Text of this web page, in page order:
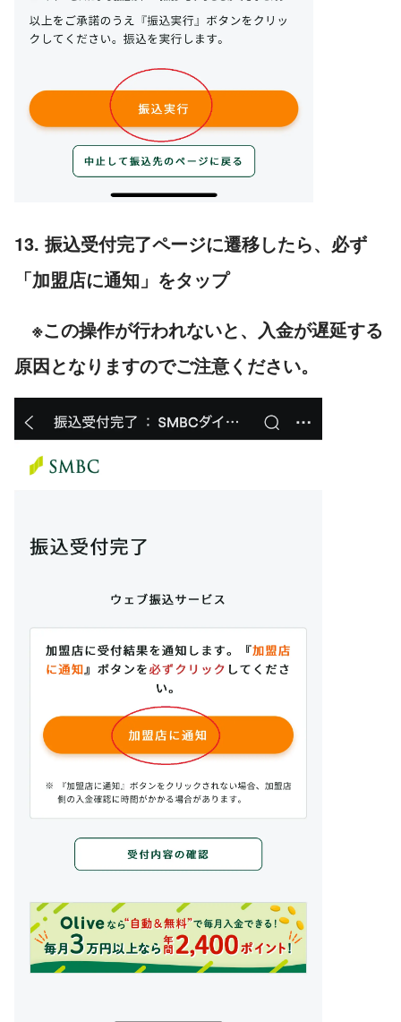
13. 振込受付完了ページに遷移したら、必ず
「加盟店に通知」をタップ
※この操作が行われないと、入金が遅延する
原因となりますのでご注意ください。